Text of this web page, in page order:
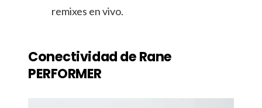
remixes en vivo.
Conectividad de Rane
PERFORMER